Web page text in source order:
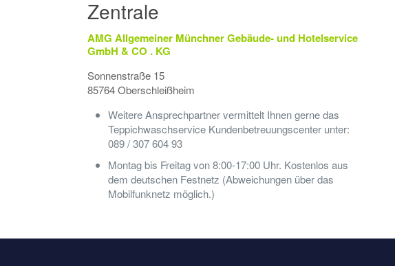
Zentrale
AMG Allgemeiner Münchner Gebäude- und Hotelservice
GmbH & CO . KG
Sonnenstraße 15
85764 Oberschleißheim
Weitere Ansprechpartner vermittelt Ihnen gerne das
Teppichwaschservice Kundenbetreuungscenter unter:
089 / 307 604 93
Montag bis Freitag von 8:00-17:00 Uhr. Kostenlos aus
dem deutschen Festnetz (Abweichungen über das
Mobilfunknetz möglich.)